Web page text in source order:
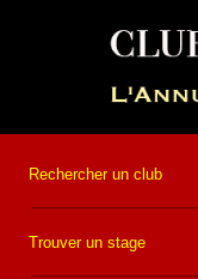
Rechercher un club
Trouver un stage